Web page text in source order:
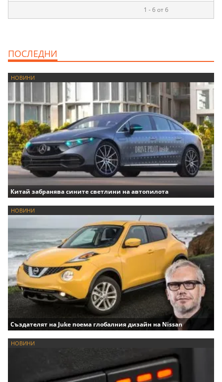
1 - 6 от 6
ПОСЛЕДНИ
НОВИНИ
Китай забранява сините светлини на автопилота
НОВИНИ
Създателят на Juke поема глобалния дизайн на Nissan
НОВИНИ